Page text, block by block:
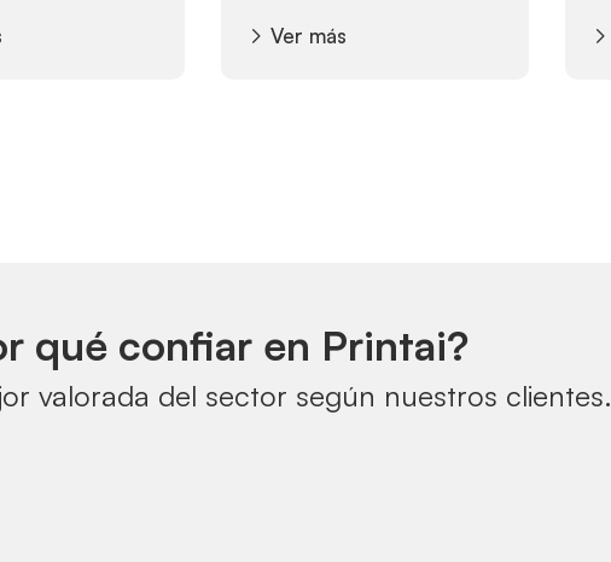
Ver más
qué confiar en Printai?
valorada del sector según nuestros clientes.